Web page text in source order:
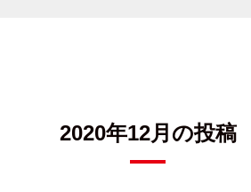
2020年12月の投稿